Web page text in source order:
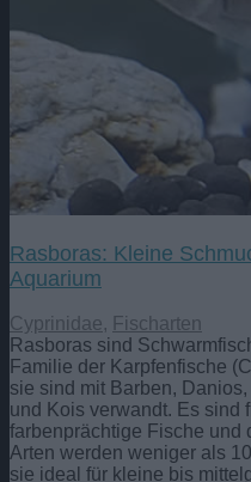
Rasboras: Kleine
Aquarium
Cyprinidae, Fischarten
Rasboras sind
Familie der Karpfenfische
sie sind mit Barben,
und Kois verwandt. Es sind
farbenprächtige Fische und
Arten werden weniger als
sie ideal für kleine bis